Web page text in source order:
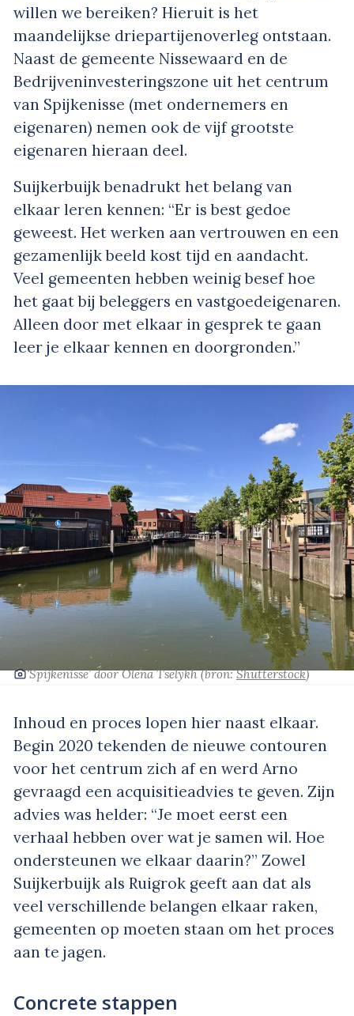
willen we bereiken? Hieruit is het
maandelijkse driepartijenoverleg ontstaan.
Naast de gemeente Nissewaard en de
Bedrijveninvesteringszone uit het centrum
van Spijkenisse (met ondernemers en
eigenaren) nemen ook de vijf grootste
eigenaren hieraan deel.
Suijkerbuijk benadrukt het belang van
elkaar leren kennen: “Er is best gedoe
geweest. Het werken aan vertrouwen en een
gezamenlijk beeld kost tijd en aandacht.
Veel gemeenten hebben weinig besef hoe
het gaat bij beleggers en vastgoedeigenaren.
Alleen door met elkaar in gesprek te gaan
leer je elkaar kennen en doorgronden.”
‘Spijkenisse’door Olena Tselykh(bron:Shutterstock)
Inhoud en proces lopen hier naast elkaar.
Begin 2020 tekenden de nieuwe contouren
voor het centrum zich af en werd Arno
gevraagd een acquisitieadvies te geven. Zijn
advies was helder: “Je moet eerst een
verhaal hebben over wat je samen wil. Hoe
ondersteunen we elkaar daarin?” Zowel
Suijkerbuijk als Ruigrok geeft aan dat als
veel verschillende belangen elkaar raken,
gemeenten op moeten staan om het proces
aan te jagen.
Concrete stappen